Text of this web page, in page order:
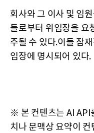
회사와 그 이사 및 임
들로부터 위임장을 요
주될 수 있다.이들 잠
임장에 명시되어 있다.
※ 본 컨텐츠는 AI API
치나 문맥상 요약이 컨